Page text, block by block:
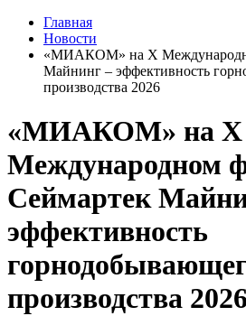
Главная
Новости
«МИАКОМ» на X
Майнинг – эффективность
производства 2026
«МИАКОМ» на X
Международном
Сеймартек
эффективность
производства 2026